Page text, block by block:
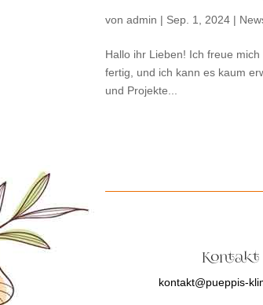
vonadmin | Sep. 1, 2024 |
Hallo ihr Lieben! Ich freue
fertig, und ich kann es kaum
und Projekte...
Kontakt
kontakt@pueppis-